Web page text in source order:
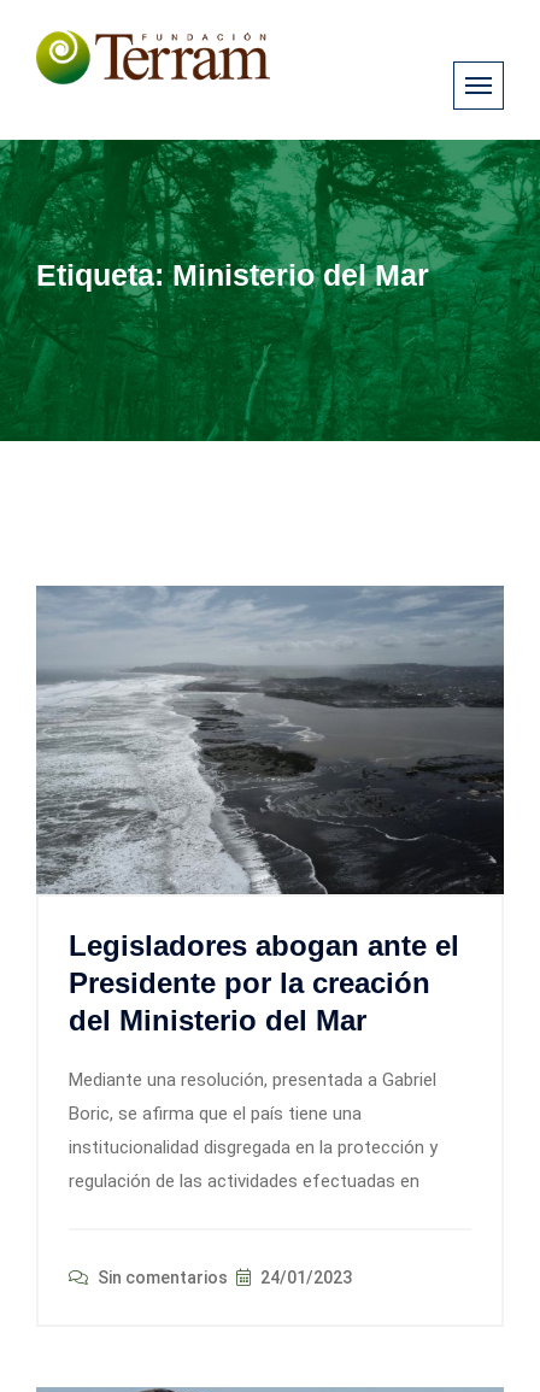
Etiqueta:Ministerio del Mar
Legisladores abogan ante el
Presidente por la creación
del Ministerio del Mar
Mediante una resolución, presentada a Gabriel
Boric, se afirma que el país tiene una
institucionalidad disgregada en la protección y
regulación de las actividades efectuadas en
Sin comentarios 24/01/2023